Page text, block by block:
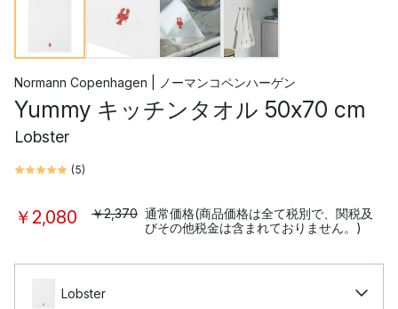
Normann Copenhagen | ノーマンコペンハーゲン
Yummy キッチンタオル 50x70 cm
Lobster
(5)
￥2,080 ￥2,370 通常価格(商品価格は全て税別で、関税及
びその他税金は含まれておりません。)
Lobster